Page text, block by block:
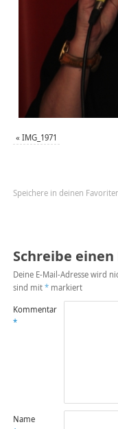
« IMG_1971
Speichere in deinen
Schreibe
Deine E-Mail-Adresse wird
sind mit *markiert
Kommentar
*
Name